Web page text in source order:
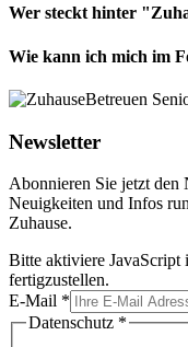
Wer steckt hinter
Wie kann ich mich im
Newsletter
Abonnieren Sie jetzt den
Neuigkeiten und Infos
Zuhause.
Bitte aktiviere JavaScript
fertigzustellen.
E-Mail *
Datenschutz *